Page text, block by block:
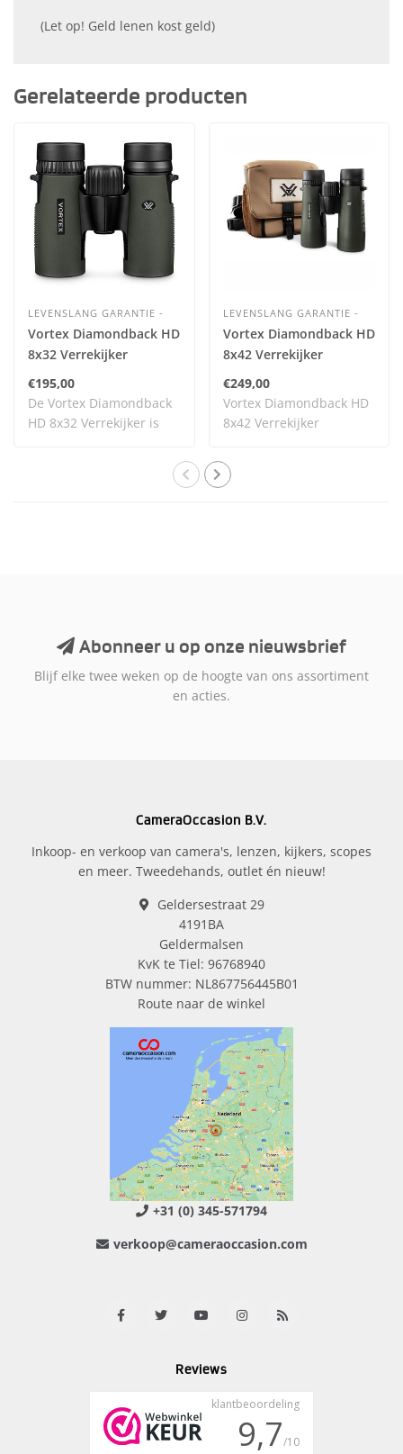
(Let op! Geld lenen kost geld)
Gerelateerde producten
LEVENSLANG GARANTIE -
Vortex Diamondback HD
8x32 Verrekijker
€195,00
De Vortex Diamondback
HD 8x32 Verrekijker is
LEVENSLANG GARANTIE -
Vortex Diamondback HD
8x42 Verrekijker
€249,00
Vortex Diamondback HD
8x42 Verrekijker
Abonneer u op onze nieuwsbrief
Blijf elke twee weken op de hoogte van ons assortiment
en acties.
CameraOccasion B.V.
Inkoop- en verkoop van camera's, lenzen, kijkers, scopes
en meer. Tweedehands, outlet én nieuw!
Geldersestraat 29
4191BA
Geldermalsen
KvK te Tiel: 96768940
BTW nummer: NL867756445B01
Route naar de winkel
+31 (0) 345-571794
verkoop@cameraoccasion.com
Reviews